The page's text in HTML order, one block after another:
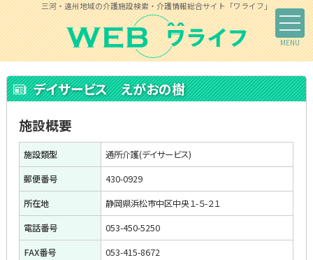
三河・遠州地域の介護施設検索・介護情報総合サイト「ワライフ」
デイサービス えがおの樹
施設概要
施設類型
通所介護(デイサービス)
郵便番号
430-0929
所在地
静岡県浜松市中区中央１-５-２１
電話番号
053-450-5250
FAX番号
053-415-8672